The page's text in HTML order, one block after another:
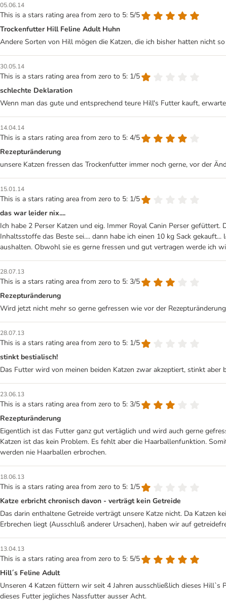
05.06.14
This is a stars rating area from zero to 5: 5/5
Trockenfutter Hill Feline Adult Huhn
Andere Sorten von Hill mögen die Katzen, die ich bisher hatten nicht
30.05.14
This is a stars rating area from zero to 5: 1/5
schlechte Deklaration
Wenn man das gute und entsprechend teure Hill's Futter kauft,
14.04.14
This is a stars rating area from zero to 5: 4/5
Rezepturänderung
unsere Katzen fressen das Trockenfutter immer noch gerne, vor der
15.01.14
This is a stars rating area from zero to 5: 1/5
das war leider nix....
Ich habe 2 Perser Katzen und eig. Immer Royal Canin Perser
Inhaltsstoffe das Beste sei.... dann habe ich einen 10 kg Sack
aushalten. Obwohl sie es gerne fressen und gut vertragen werde ich
28.07.13
This is a stars rating area from zero to 5: 3/5
Rezepturänderung
Wird jetzt nicht mehr so gerne gefressen wie vor der
28.07.13
This is a stars rating area from zero to 5: 1/5
stinkt bestialisch!
Das Futter wird von meinen beiden Katzen zwar akzeptiert, stinkt
23.06.13
This is a stars rating area from zero to 5: 3/5
Rezepturänderung
Eigentlich ist das Futter ganz gut vertäglich und wird auch gerne
Katzen ist das kein Problem. Es fehlt aber die Haarballenfunktion.
werden nie Haarballen erbrochen.
18.06.13
This is a stars rating area from zero to 5: 1/5
Katze erbricht chronisch davon - verträgt kein Getreide
Das darin enthaltene Getreide verträgt unsere Katze nicht. Da Katzen
Erbrechen liegt (Ausschluß anderer Ursachen), haben wir auf
13.04.13
This is a stars rating area from zero to 5: 5/5
Hill´s Feline Adult
Unseren 4 Katzen füttern wir seit 4 Jahren ausschließlich dieses
dieses Futter jegliches Nassfutter ausser Acht.